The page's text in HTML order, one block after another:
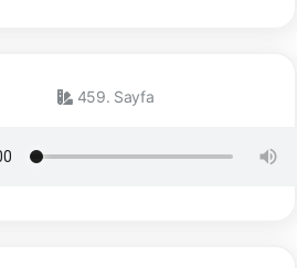
459. Sayfa